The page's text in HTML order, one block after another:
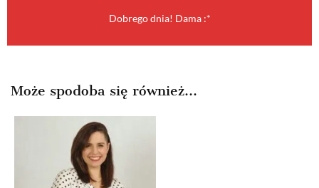
Dobrego dnia! Dama :*
Może spodoba się również…